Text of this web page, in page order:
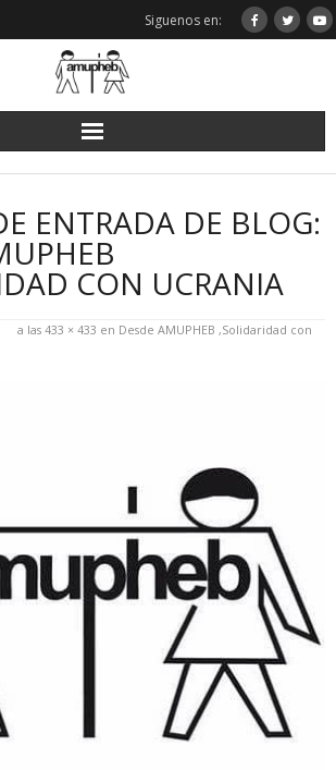
Siguenos en:
ENTRADA DE BLOG:
CON UCRANIA
a las 433 × 433 en Desde AMUPHEB ,Solidaridad con